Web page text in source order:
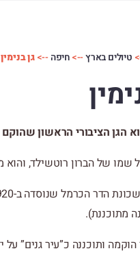
טיולים בארץ -->חיפה -->גן בנימין
הגן הציבורי הראשון שהוקם
שמו של הברון רוטשילד, והוא
מתוכננת).
ותוכננה כ”עיר גנים” על